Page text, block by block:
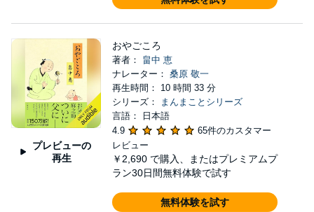
プレビューの
再生
おやごころ
著者： 畠中 恵
ナレーター： 桑原 敬一
再生時間： 10 時間 33 分
シリーズ：
まんまことシリーズ
言語： 日本語
4.9
65件のカスタマー
レビュー
￥2,690 で購入、またはプレミアムプ
ラン30日間無料体験で試す
無料体験を試す